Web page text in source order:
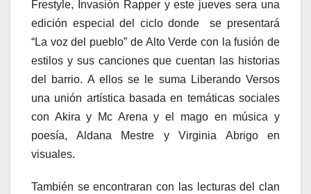
Frestyle, Invasión Rapper y este jueves sera una
edición especial del ciclo donde se presentará
“La voz del pueblo” de Alto Verde con la fusión de
estilos y sus canciones que cuentan las historias
del barrio. A ellos se le suma Liberando Versos
una unión artística basada en temáticas sociales
con Akira y Mc Arena y el mago en música y
poesía, Aldana Mestre y Virginia Abrigo en
visuales.
También se encontraran con las lecturas del clan